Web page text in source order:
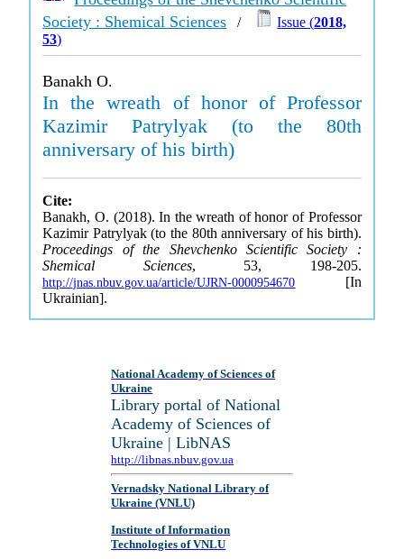
Society : Shemical Sciences / Issue (2018,
53)
Banakh O.
In the wreath of honor of Professor
Kazimir Patrylyak (to the 80th
anniversary of his birth)
Cite:
Banakh, O. (2018). In the wreath of honor of Professor
Kazimir Patrylyak (to the 80th anniversary of his birth).
Proceedings of the Shevchenko Scientific Society :
Shemical Sciences, 53, 198-205.
http://jnas.nbuv.gov.ua/article/UJRN-0000954670 [In
Ukrainian].
National Academy of Sciences of
Ukraine
Library portal of National
Academy of Sciences of
Ukraine | LibNAS
http://libnas.nbuv.gov.ua
Vernadsky National Library of
Ukraine (VNLU)
Institute of Information
Technologies of VNLU